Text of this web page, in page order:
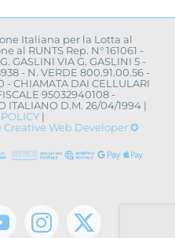
Italiana per la Lotta al
al RUNTS Rep. N° 161061 -
GASLINI VIA G. GASLINI 5 -
- N. VERDE 800.91.00.56 -
- CHIAMATA DAI CELLULARI
95032940108 -
ITALIANO D.M. 26/04/1994 |
|
Creative Web Developer ✪
Instagram
X